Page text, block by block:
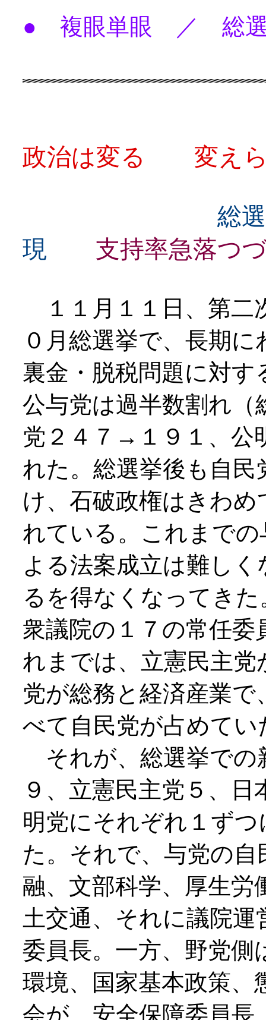
● 複眼単眼 ／ 総選
政治は変る 変え
総
現 支持率急落つ
１１月１１日、第二
０月総選挙で、長期
裏金・脱税問題に対
公与党は過半数割れ（
党２４７→１９１、公
れた。総選挙後も自
け、石破政権はきわ
れている。これまで
よる法案成立は難し
るを得なくなってき
衆議院の１７の常任
れまでは、立憲民主
党が総務と経済産業
べて自民党が占めてい
それが、総選挙での
９、立憲民主党５、
明党にそれぞれ１ず
た。それで、与党の
融、文部科学、厚生労
土交通、それに議院
委員長。一方、野党側
環境、国家基本政策、
会が、安全保障委員長